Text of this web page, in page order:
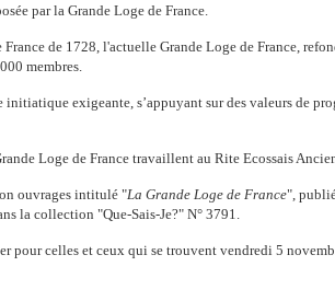
par la Grande Loge de France.
France de 1728, l'actuelle Grande Loge de France,
membres.
initiatique exigeante, s’appuyant sur des valeurs de
Loge de France travaillent au Rite Ecossais
ouvrages intitulé "La Grande Loge de France",
la collection "Que-Sais-Je?" N° 3791.
pour celles et ceux qui se trouvent vendredi 5